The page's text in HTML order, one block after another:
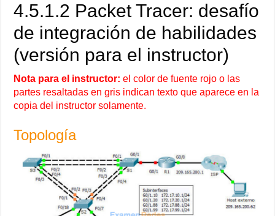
4.5.1.2 Packet Tracer: desafío
de integración de habilidades
(versión para el instructor)
Nota para el instructor: el color de fuente rojo o las
partes resaltadas en gris indican texto que aparece en la
copia del instructor solamente.
Topología